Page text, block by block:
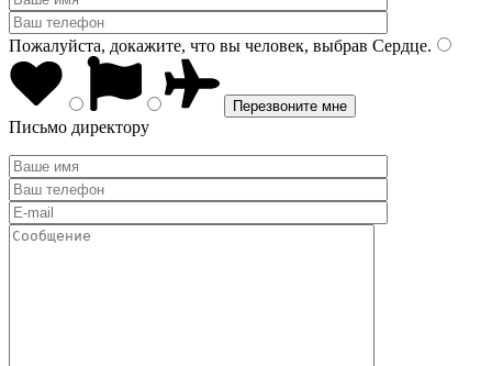
Пожалуйста, докажите, что вы человек, выбрав Сердце.
Письмо директору